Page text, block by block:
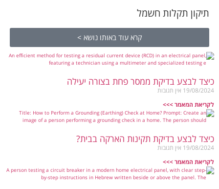
תיקון תקלות חשמל
קרא עוד באותו נושא >
כיצד לבצע בדיקת ממסר פחת בצורה יעילה
19/08/2024 אין תגובות
לקריאת המאמר >>>
כיצד לבצע בדיקת תקינות הארקה בבית?
19/08/2024 אין תגובות
לקריאת המאמר >>>